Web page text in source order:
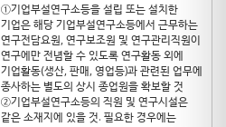
①기업부설연구소등을 설립 또는 설치한
기업은 해당 기업부설연구소등에서 근무하는
연구전담요원, 연구보조원 및 연구관리직원이
연구에만 전념할 수 있도록 연구활동 외에
기업활동(생산, 판매, 영업등)과 관련된 업무에
종사하는 별도의 상시 종업원을 확보할 것
②기업부설연구소등의 직원 및 연구시설은
같은 소재지에 있을 것. 필요한 경우에는